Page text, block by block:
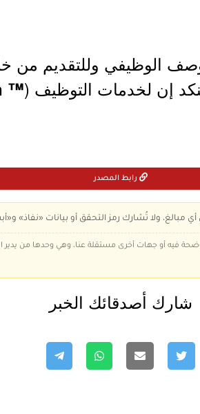
الوظيفي وللتقديم من
إن لخدمات التوظيف (™ LinkedIn
رابط المصدر
مبالغ، ولا تُشارك رمز التحقق أو بيانات «نفاذ»
فيه أو جهات أخرى مستقلة عنا، وهي وحدها من
شارك أصدقائك الخبر